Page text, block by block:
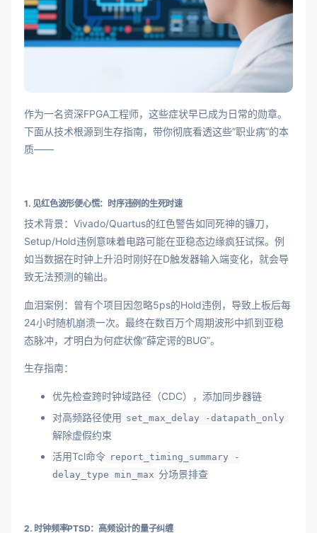
作为一名资深FPGA工程师，这些症状早已成为日常的勋章。
下面从技术根源到生存指南，带你彻底看透这些”职业病”的本
质——
1. 见红色波形便心慌：时序违例的生死时速
技术背景：Vivado/Quartus的红色警告如同死神的镰刀，
Setup/Hold违例意味着电路可能在亚稳态边缘疯狂试探。例
如当数据在时钟上升沿时刚好在D触发器输入端变化，就会导
致无法预测的输出。
血泪案例：曾有个项目因忽略5ps的Hold违例，导致上板后每
24小时随机崩溃一次。最终在数百万个周期波形中抓到亚稳
态脉冲，才明白为何症状像”薛定谔的BUG”。
生存指南：
优先检查跨时钟域路径（CDC），添加同步器链
对高频路径使用 set_max_delay -datapath_only
解除虚假约束
活用Tcl命令 report_timing_summary -
delay_type min_max 分场景排查
2. 时钟频率PTSD：高频设计的量子纠缠